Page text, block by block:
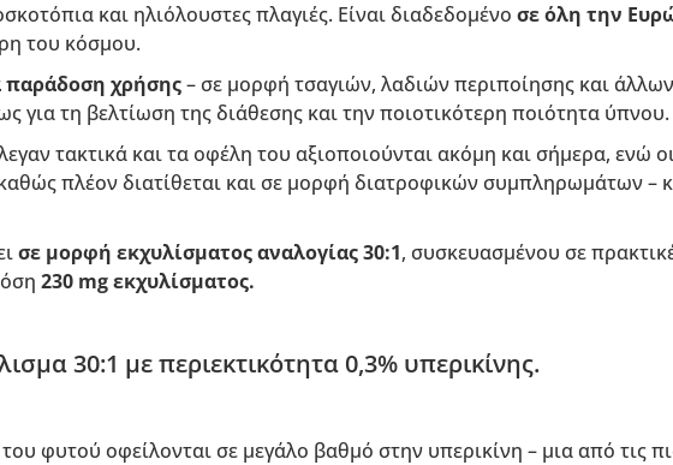
και ηλιόλουστες πλαγιές. Είναι διαδεδομένο σε όλη την
του κόσμου.
παράδοση χρήσης– σε μορφή τσαγιών, λαδιών περιποίησης και άλλων
για τη βελτίωση της διάθεσης και την ποιοτικότερη ποιότητα ύπνου.
τακτικά και τα οφέλη του αξιοποιούνται ακόμη και σήμερα, ενώ
πλέον διατίθεται και σε μορφή διατροφικών συμπληρωμάτων –
σε μορφή εκχυλίσματος αναλογίας 30:1, συσκευασμένου σε
230 mg εκχυλίσματος.
30:1 με περιεκτικότητα 0,3% υπερικίνης.
του φυτού οφείλονται σε μεγάλο βαθμό στην υπερικίνη – μια από τις